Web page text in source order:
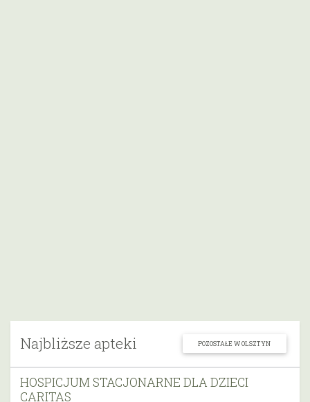
Najbliższe apteki POZOSTAŁE W OLSZTYN
HOSPICJUM STACJONARNE DLA DZIECI
CARITAS